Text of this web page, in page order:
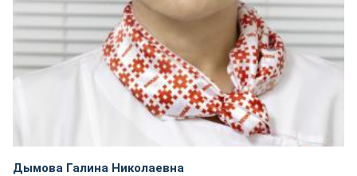
Дымова Галина Николаевна